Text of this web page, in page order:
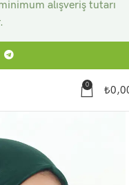
0 ₺
alışveriş tutarı